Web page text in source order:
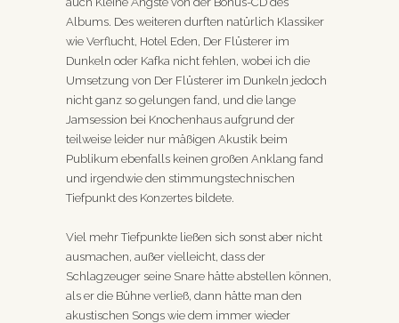
Albums. Des weiteren durften natürlich Klassiker
wie Verflucht, Hotel Eden, Der Flüsterer im
Dunkeln oder Kafka nicht fehlen, wobei ich die
Umsetzung von Der Flüsterer im Dunkeln jedoch
nicht ganz so gelungen fand, und die lange
Jamsession bei Knochenhaus aufgrund der
teilweise leider nur mäßigen Akustik beim
Publikum ebenfalls keinen großen Anklang fand
und irgendwie den stimmungstechnischen
Tiefpunkt des Konzertes bildete.
Viel mehr Tiefpunkte ließen sich sonst aber nicht
ausmachen, außer vielleicht, dass der
Schlagzeuger seine Snare hätte abstellen können,
als er die Bühne verließ, dann hätte man den
akustischen Songs wie dem immer wieder